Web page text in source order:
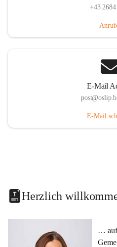
+43
E-Mail
E-Mail
Herzlich
… auf